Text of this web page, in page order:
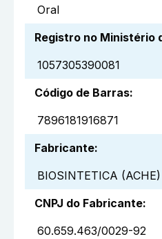
Oral
Registro no Ministério
1057305390081
Código de Barras:
7896181916871
Fabricante:
BIOSINTETICA (ACHE)
CNPJ do Fabricante:
60.659.463/0029-92